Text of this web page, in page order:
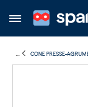
CONE PRESSE-